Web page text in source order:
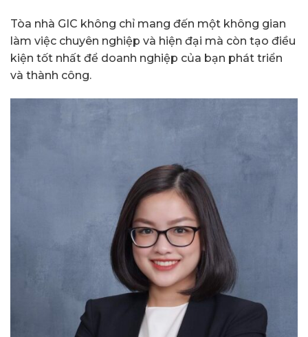
Tòa nhà GIC không chỉ mang đến một không gian
làm việc chuyên nghiệp và hiện đại mà còn tạo điều
kiện tốt nhất để doanh nghiệp của bạn phát triển
và thành công.